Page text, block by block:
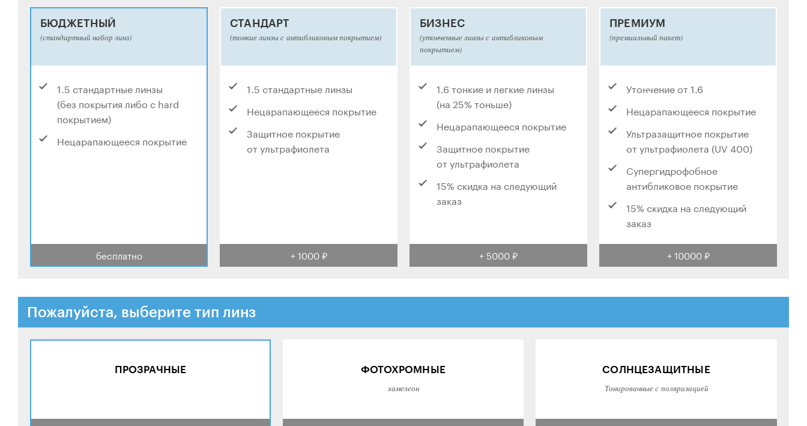
БЮДЖЕТНЫЙ
(стандартный набор линз)
1.5 стандартные линзы
(без покрытия либо с hard
покрытием)
Нецарапающееся покрытие
бесплатно
СТАНДАРТ
(тонкие линзы с антибликовым покрытием)
1.5 стандартные линзы
Нецарапающееся покрытие
Защитное покрытие
от ультрафиолета
+ 1000 ₽
БИЗНЕС
(утонченные линзы с антибликовым
покрытием)
1.6 тонкие и легкие линзы
(на 25% тоньше)
Нецарапающееся покрытие
Защитное покрытие
от ультрафиолета
15% скидка на следующий
заказ
+ 5000 ₽
ПРЕМИУМ
(премиальный пакет)
Утончение от 1.6
Нецарапающееся покрытие
Ультразащитное покрытие
от ультрафиолета (UV 400)
Супергидрофобное
антибликовое покрытие
15% скидка на следующий
заказ
+ 10000 ₽
Пожалуйста, выберите тип линз
ПРОЗРАЧНЫЕ ФОТОХРОМНЫЕ
хамелеон
СОЛНЦЕЗАЩИТНЫЕ
Тонированные с поляризацией